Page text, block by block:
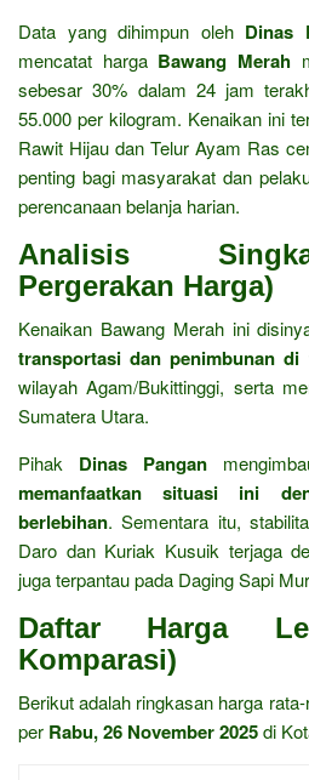
Data yang dihimpun oleh Dinas
mencatat harga Bawang Merah
sebesar 30% dalam 24 jam
55.000 per kilogram. Kenaikan ini
Rawit Hijau dan Telur Ayam Ras
penting bagi masyarakat dan
perencanaan belanja harian.
Analisis
Pergerakan Harga)
Kenaikan Bawang Merah ini
transportasi dan penimbunan
wilayah Agam/Bukittinggi, serta
Sumatera Utara.
Pihak Dinas Pangan
memanfaatkan situasi ini
berlebihan. Sementara itu,
Daro dan Kuriak Kusuik terjaga
juga terpantau pada Daging Sapi
Daftar Harga
Komparasi)
Berikut adalah ringkasan harga
per Rabu, 26 November 2025di